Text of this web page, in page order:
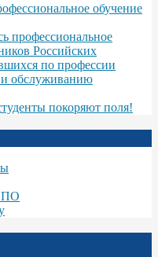
обучение
профессиональное
Российских
по профессии
и обслуживанию
покоряют поля!